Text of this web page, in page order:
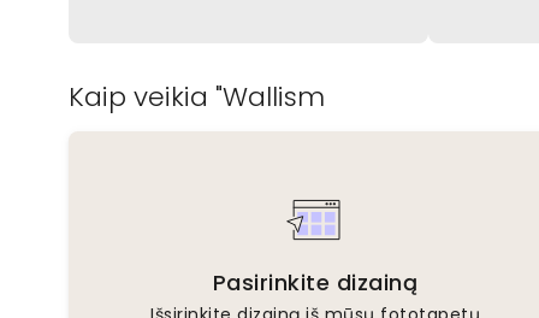
Kaip veikia "Wallism
Pasirinkite dizainą